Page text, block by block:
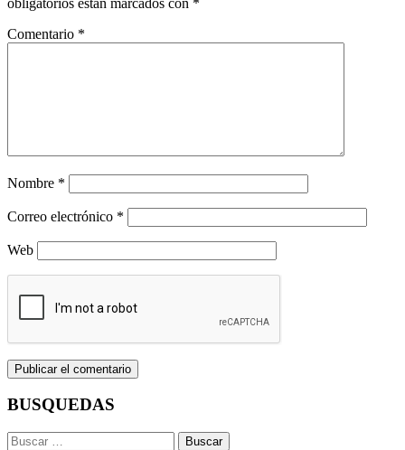
Comentario *
Nombre *
Correo electrónico *
Web
BUSQUEDAS
Buscar: